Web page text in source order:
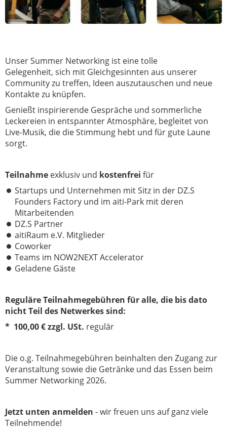
Unser Summer Networking ist eine tolle
Gelegenheit, sich mit Gleichgesinnten aus unserer
Community zu treffen, Ideen auszutauschen und neue
Kontakte zu knüpfen.
Genießt inspirierende Gespräche und sommerliche
Leckereien in entspannter Atmosphäre, begleitet von
Live-Musik, die die Stimmung hebt und für gute Laune
sorgt.
Teilnahme exklusiv und kostenfrei für
Startups und Unternehmen mit Sitz in der DZ.S
Founders Factory und im aiti-Park mit deren
Mitarbeitenden
DZ.S Partner
aitiRaum e.V. Mitglieder
Coworker
Teams im NOW2NEXT Accelerator
Geladene Gäste
Reguläre Teilnahmegebühren für alle, die bis dato
nicht Teil des Netwerkes sind:
* 100,00 € zzgl. USt. regulär
Die o.g. Teilnahmegebühren beinhalten den Zugang zur
Veranstaltung sowie die Getränke und das Essen beim
Summer Networking 2026.
Jetzt unten anmelden - wir freuen uns auf ganz viele
Teilnehmende!